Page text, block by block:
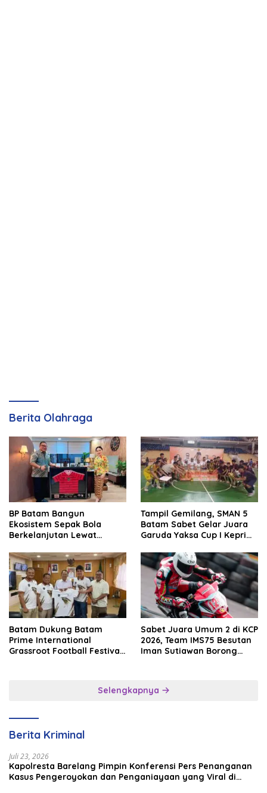
Berita Olahraga
BP Batam Bangun
Ekosistem Sepak Bola
Berkelanjutan Lewat
Tampil Gemilang, SMAN 5
Batam Sabet Gelar Juara
Garuda Yaksa Cup I Kepri
Batam Dukung Batam
Prime International
Grassroot Football Festival
Sabet Juara Umum 2 di KCP
2026, Team IMS75 Besutan
Iman Sutiawan Borong
Selengkapnya
Berita Kriminal
Juli 23, 2026
Kapolresta Barelang Pimpin Konferensi Pers Penanganan
Kasus Pengeroyokan dan Penganiayaan yang Viral di